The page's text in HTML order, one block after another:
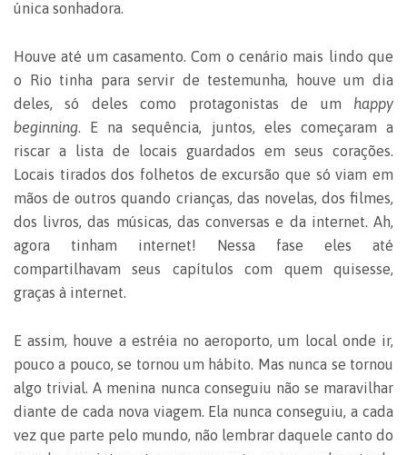
única sonhadora.
Houve até um casamento. Com o cenário mais lindo que
o Rio tinha para servir de testemunha, houve um dia
deles, só deles como protagonistas de um happy
beginning. E na sequência, juntos, eles começaram a
riscar a lista de locais guardados em seus corações.
Locais tirados dos folhetos de excursão que só viam em
mãos de outros quando crianças, das novelas, dos filmes,
dos livros, das músicas, das conversas e da internet. Ah,
agora tinham internet! Nessa fase eles até
compartilhavam seus capítulos com quem quisesse,
graças à internet.
E assim, houve a estréia no aeroporto, um local onde ir,
pouco a pouco, se tornou um hábito. Mas nunca se tornou
algo trivial. A menina nunca conseguiu não se maravilhar
diante de cada nova viagem. Ela nunca conseguiu, a cada
vez que parte pelo mundo, não lembrar daquele canto do